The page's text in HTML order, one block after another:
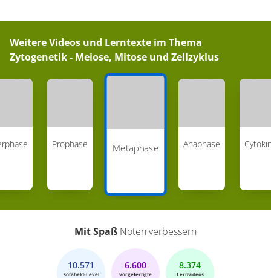
Weitere Videos und Lerntexte im Thema
Zytogenetik - Meiose, Mitose und Zellzyklus
Prophase Metaphase Anaphase
Mit Spaß Noten verbessern
10.571
sofaheld-Level
6.600
vorgefertigte
8.374
Lernvideos